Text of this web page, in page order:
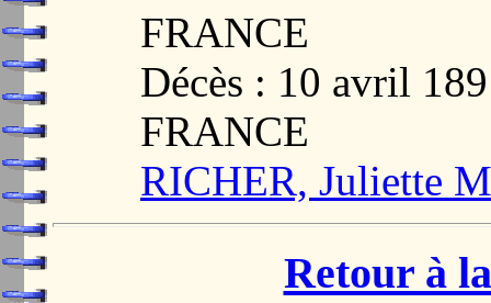
FRANCE
Décès : 10 avril
FRANCE
RICHER, Juliette
Retour à